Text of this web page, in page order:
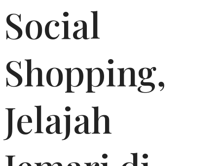
Social
Shopping,
Jelajah